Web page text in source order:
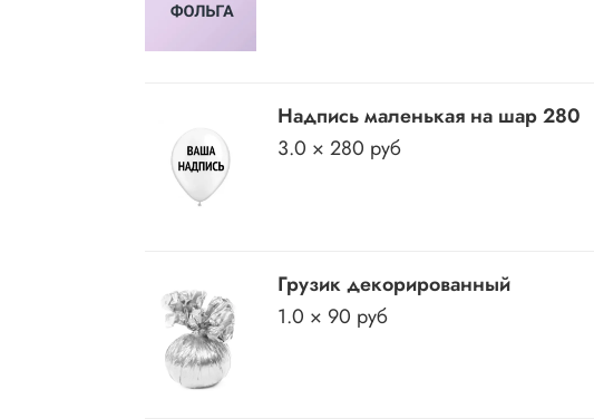
Надпись маленькая на шар 280
3.0 × 280 руб
Грузик декорированный
1.0 × 90 руб